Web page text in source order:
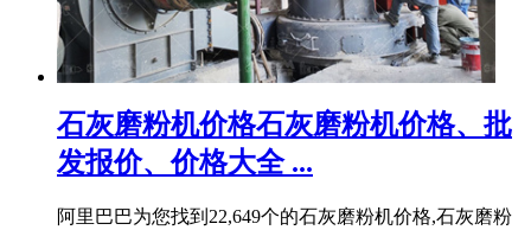
石灰磨粉机价格石灰磨粉机价格、批
发报价、价格大全 ...
阿里巴巴为您找到22,649个的石灰磨粉机价格,石灰磨粉